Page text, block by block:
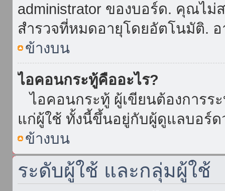
administrator ของบอร์ด. คุณไ
สำรวจที่หมดอายุโดยอัตโนมัติ.
ข้างบน
ไอคอนกระทู้คืออะไร?
ไอคอนกระทู้ ผู้เขียนต้องการร
แก่ผู้ใช้ ทั้งนี้ขึ้นอยู่กับผู้ดูแลบอร์
ข้างบน
ระดับผู้ใช้ และกลุ่มผู้ใช้